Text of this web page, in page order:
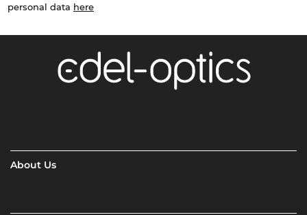
personal data here
About Us